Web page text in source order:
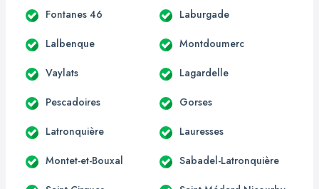
Fontanes 46 Laburgade
Lalbenque Montdoumerc
Vaylats Lagardelle
Pescadoires Gorses
Latronquière Lauresses
Montet-et-Bouxal Sabadel-Latronquière